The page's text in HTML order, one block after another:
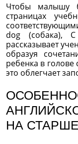
Чтобы малышу
страницах
dog (собака),
рассказывает
образуя
ребенка в голове
это облегчает
НА